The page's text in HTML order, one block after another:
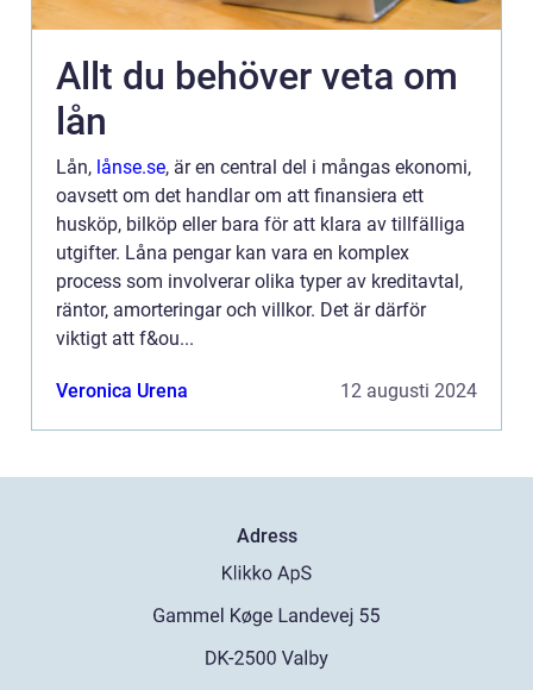
Allt du behöver veta om
lån
Lån, lånse.se, är en central del i mångas ekonomi,
oavsett om det handlar om att finansiera ett
husköp, bilköp eller bara för att klara av tillfälliga
utgifter. Låna pengar kan vara en komplex
process som involverar olika typer av kreditavtal,
räntor, amorteringar och villkor. Det är därför
viktigt att f&ou...
Veronica Urena 12 augusti 2024
Adress